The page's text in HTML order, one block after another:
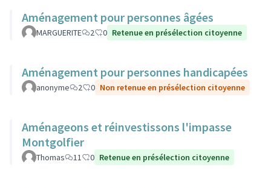
Aménagement pour personnes âgées
MARGUERITE 2 0 Retenue en présélection citoyenne
Aménagement pour personnes handicapées
anonyme 2 0 Non retenue en présélection citoyenne
Aménageons et réinvestissons l'impasse
Montgolfier
Thomas 11 0 Retenue en présélection citoyenne